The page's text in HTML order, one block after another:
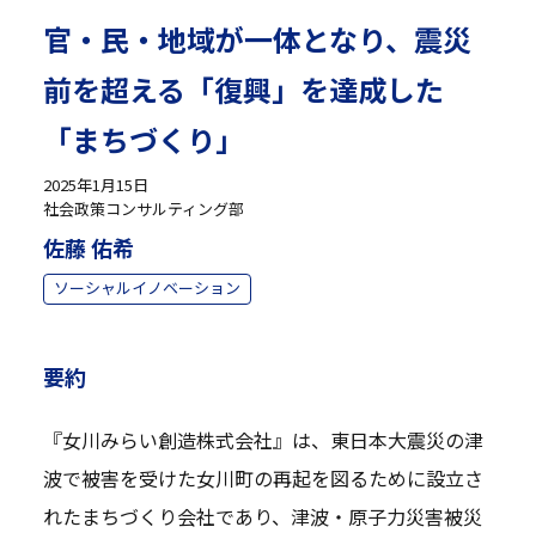
官・民・地域が一体となり、震災
前を超える「復興」を達成した
「まちづくり」
2025年1月15日
社会政策コンサルティング部
佐藤 佑希
ソーシャルイノベーション
要約
『女川みらい創造株式会社』は、東日本大震災の津
波で被害を受けた女川町の再起を図るために設立さ
れたまちづくり会社であり、津波・原子力災害被災